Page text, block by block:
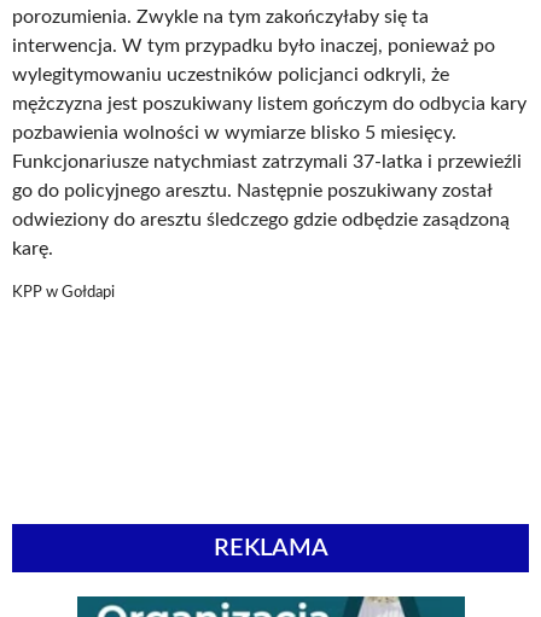
porozumienia. Zwykle na tym zakończyłaby się ta
interwencja. W tym przypadku było inaczej, ponieważ po
wylegitymowaniu uczestników policjanci odkryli, że
mężczyzna jest poszukiwany listem gończym do odbycia kary
pozbawienia wolności w wymiarze blisko 5 miesięcy.
Funkcjonariusze natychmiast zatrzymali 37-latka i przewieźli
go do policyjnego aresztu. Następnie poszukiwany został
odwieziony do aresztu śledczego gdzie odbędzie zasądzoną
karę.
KPP w Gołdapi
REKLAMA